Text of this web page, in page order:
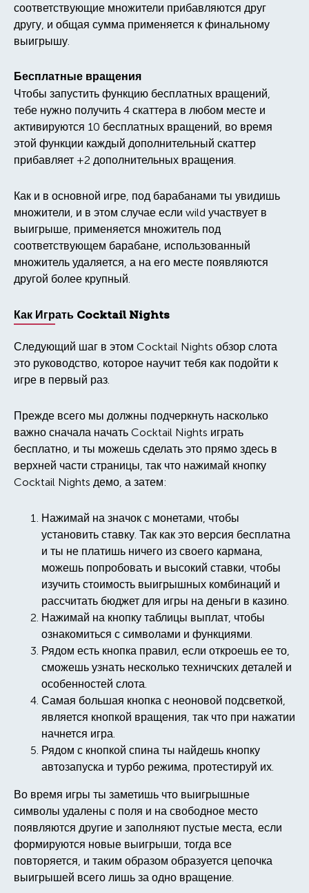
соответствующие множители прибавляются друг
другу, и общая сумма применяется к финальному
выигрышу.
Бесплатные вращения
Чтобы запустить функцию бесплатных вращений,
тебе нужно получить 4 скаттера в любом месте и
активируются 10 бесплатных вращений, во время
этой функции каждый дополнительный скаттер
прибавляет +2 дополнительных вращения.
Как и в основной игре, под барабанами ты увидишь
множители, и в этом случае если wild участвует в
выигрыше, применяется множитель под
соответствующем барабане, использованный
множитель удаляется, а на его месте появляются
другой более крупный.
Как Играть Cocktail Nights
Следующий шаг в этом Cocktail Nights обзор слота
это руководство, которое научит тебя как подойти к
игре в первый раз.
Прежде всего мы должны подчеркнуть насколько
важно сначала начать Cocktail Nights играть
бесплатно, и ты можешь сделать это прямо здесь в
верхней части страницы, так что нажимай кнопку
Cocktail Nights демо, а затем:
Нажимай на значок с монетами, чтобы
установить ставку. Так как это версия бесплатна
и ты не платишь ничего из своего кармана,
можешь попробовать и высокий ставки, чтобы
изучить стоимость выигрышных комбинаций и
рассчитать бюджет для игры на деньги в казино.
Нажимай на кнопку таблицы выплат, чтобы
ознакомиться с символами и функциями.
Рядом есть кнопка правил, если откроешь ее то,
сможешь узнать несколько техничских деталей и
особенностей слота.
Самая большая кнопка с неоновой подсветкой,
является кнопкой вращения, так что при нажатии
начнется игра.
Рядом с кнопкой спина ты найдешь кнопку
автозапуска и турбо режима, протестируй их.
Во время игры ты заметишь что выигрышные
символы удалены с поля и на свободное место
появляются другие и заполняют пустые места, если
формируются новые выигрыши, тогда все
повторяется, и таким образом образуется цепочка
выигрышей всего лишь за одно вращение.